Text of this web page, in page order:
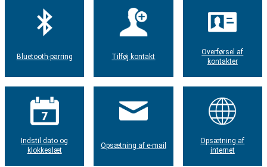
Bluetooth-parring Tilføj kontakt
Overførsel af
kontakter
Indstil dato og
klokkeslæt
Opsætning af e-mail
Opsætning af
internet